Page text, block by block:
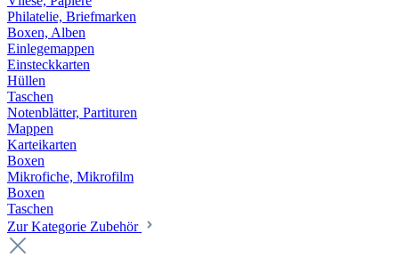
Philatelie, Briefmarken
Boxen, Alben
Einlegemappen
Einsteckkarten
Hüllen
Taschen
Notenblätter, Partituren
Mappen
Karteikarten
Boxen
Mikrofiche, Mikrofilm
Boxen
Taschen
Zur Kategorie Zubehör